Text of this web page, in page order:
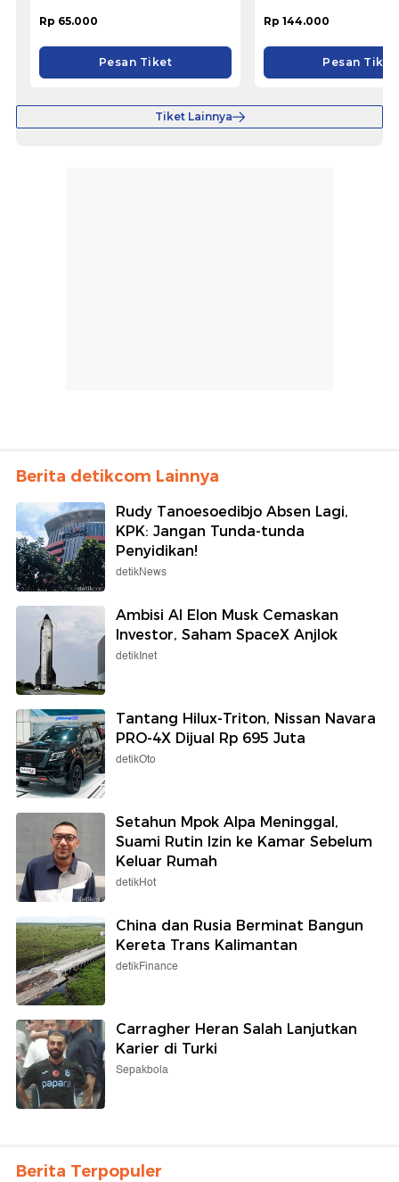
Rp 65.000
Pesan Tiket
Rp 144.000
Pesan Tiket
Tiket Lainnya
Berita detikcom Lainnya
Rudy Tanoesoedibjo Absen Lagi,
KPK: Jangan Tunda-tunda
Penyidikan!
detikNews
Ambisi AI Elon Musk Cemaskan
Investor, Saham SpaceX Anjlok
detikInet
Tantang Hilux-Triton, Nissan Navara
PRO-4X Dijual Rp 695 Juta
detikOto
Setahun Mpok Alpa Meninggal,
Suami Rutin Izin ke Kamar Sebelum
Keluar Rumah
detikHot
China dan Rusia Berminat Bangun
Kereta Trans Kalimantan
detikFinance
Carragher Heran Salah Lanjutkan
Karier di Turki
Sepakbola
Berita Terpopuler